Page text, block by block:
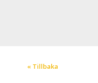
« Tillbaka